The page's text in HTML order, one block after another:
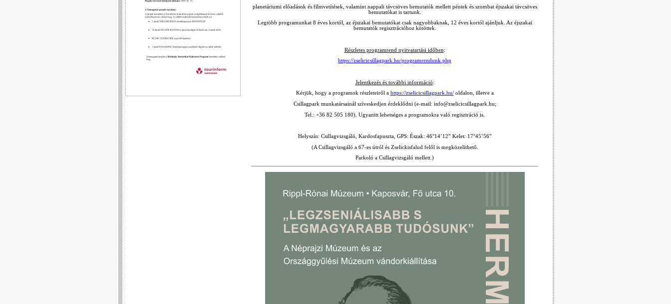
planetáriumi előadások és filmvetítések, valamint nappali távcsöves bemutatók mellett péntek és szombat éjszakai távcsöves
bemutatókat is tartunk.
Legtöbb programunkat 8 éves kortól, az éjszakai bemutatókat csak nagyobbaknak, 12 éves kortól ajánljuk. Az éjszakai
bemutatók regisztrációhoz kötöttek.
Részletes programrend nyitvatartási időben:
https://zselicicsillagpark.hu/programrendunk.php
Jelentkezés és további információ:
Kérjük, hogy a programok részleteiről a https://zselicicsillagpark.hu/oldalon, illetve a
Csillagpark munkatársainál szíveskedjen érdeklődni (e-mail: info@zselicicsillagpark.hu;
Tel.: +36 82 505 180). Ugyanitt lehetséges a programokra való regisztráció is.
Helyszín: Csillagvizsgáló, Kardosfapuszta, GPS: Észak: 46°14’12” Kelet: 17°45’56”
(A Csillagvizsgáló a 67-es útról és Zselickisfalud felől is megközelíthető.
Parkoló a Csillagvizsgáló mellett.)